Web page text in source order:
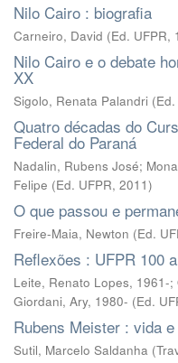
Nilo Cairo : biografia
Carneiro, David (Ed. UFPR,
Nilo Cairo e o debate
XX
Sigolo, Renata Palandri (
Quatro décadas do
Federal do Paraná
Nadalin, Rubens José;
Felipe (Ed. UFPR, 2011)
O que passou e
Freire-Maia, Newton (Ed.
Reflexões : UFPR 100
Leite, Renato Lopes, 1961-
Giordani, Ary, 1980- (Ed.
Rubens Meister : vida
Sutil, Marcelo Saldanha (